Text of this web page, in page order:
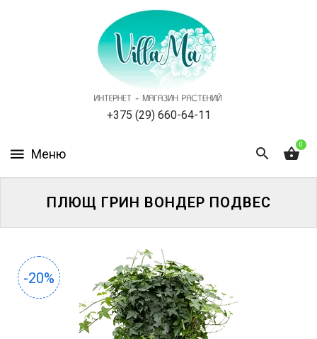
+375 (29) 660-64-11
0
НОВОСТИ,
АКЦИИ
ОТЗЫВЫ
УСЛУГИ
ОДНОЛЕТНИЕ
ПЛЮЩ ГРИН ВОНДЕР ПОДВЕС
-20%